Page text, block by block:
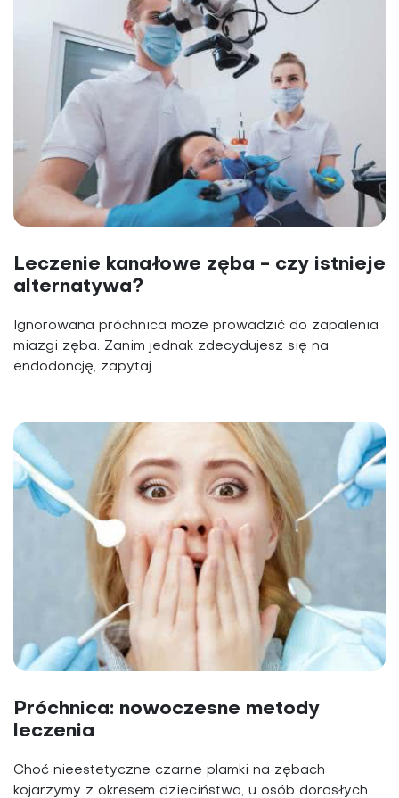
Leczenie kanałowe zęba - czy istnieje
alternatywa?
Ignorowana próchnica może prowadzić do zapalenia
miazgi zęba. Zanim jednak zdecydujesz się na
endodoncję, zapytaj...
Próchnica: nowoczesne metody
leczenia
Choć nieestetyczne czarne plamki na zębach
kojarzymy z okresem dzieciństwa, u osób dorosłych